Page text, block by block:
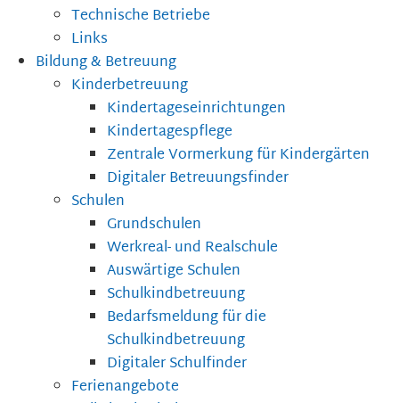
Technische Betriebe
Links
Bildung & Betreuung
Kinderbetreuung
Kindertageseinrichtungen
Kindertagespflege
Zentrale Vormerkung für Kindergärten
Digitaler Betreuungsfinder
Schulen
Grundschulen
Werkreal- und Realschule
Auswärtige Schulen
Schulkindbetreuung
Bedarfsmeldung für die
Schulkindbetreuung
Digitaler Schulfinder
Ferienangebote